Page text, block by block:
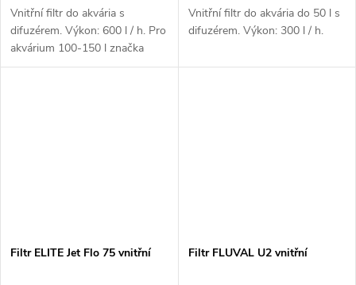
Vnitřní filtr do akvária s
difuzérem. Výkon: 600 l / h. Pro
akvárium 100-150 l značka
Marina obrázek...
Vnitřní filtr do akvária do 50 l s
difuzérem. Výkon: 300 l / h.
Filtr ELITE Jet Flo 75 vnitřní Filtr FLUVAL U2 vnitřní